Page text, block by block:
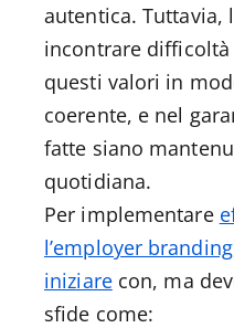
autentica. Tuttavia,
incontrare
questi valori in
coerente, e nel
fatte siano
quotidiana.
Per implementare
l’employer
iniziarecon, ma
sfide come: